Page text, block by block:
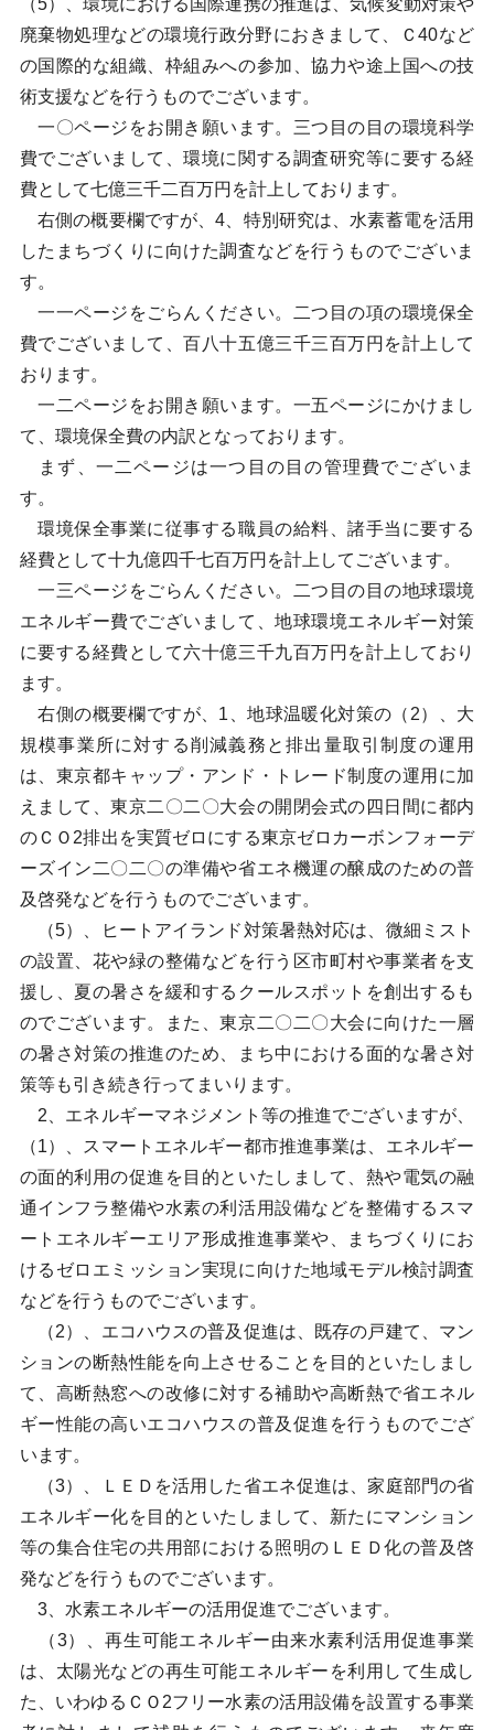
（5）、環境における国際連携の推進は、気候変動対策や
廃棄物処理などの環境行政分野におきまして、Ｃ40など
の国際的な組織、枠組みへの参加、協力や途上国への技
術支援などを行うものでございます。
一〇ページをお開き願います。三つ目の目の環境科学
費でございまして、環境に関する調査研究等に要する経
費として七億三千二百万円を計上しております。
右側の概要欄ですが、4、特別研究は、水素蓄電を活用
したまちづくりに向けた調査などを行うものでございま
す。
一一ページをごらんください。二つ目の項の環境保全
費でございまして、百八十五億三千三百万円を計上して
おります。
一二ページをお開き願います。一五ページにかけまし
て、環境保全費の内訳となっております。
まず、一二ページは一つ目の目の管理費でございま
す。
環境保全事業に従事する職員の給料、諸手当に要する
経費として十九億四千七百万円を計上してございます。
一三ページをごらんください。二つ目の目の地球環境
エネルギー費でございまして、地球環境エネルギー対策
に要する経費として六十億三千九百万円を計上しており
ます。
右側の概要欄ですが、1、地球温暖化対策の（2）、大
規模事業所に対する削減義務と排出量取引制度の運用
は、東京都キャップ・アンド・トレード制度の運用に加
えまして、東京二〇二〇大会の開閉会式の四日間に都内
のＣＯ2排出を実質ゼロにする東京ゼロカーボンフォーデ
ーズイン二〇二〇の準備や省エネ機運の醸成のための普
及啓発などを行うものでございます。
（5）、ヒートアイランド対策暑熱対応は、微細ミスト
の設置、花や緑の整備などを行う区市町村や事業者を支
援し、夏の暑さを緩和するクールスポットを創出するも
のでございます。また、東京二〇二〇大会に向けた一層
の暑さ対策の推進のため、まち中における面的な暑さ対
策等も引き続き行ってまいります。
2、エネルギーマネジメント等の推進でございますが、
（1）、スマートエネルギー都市推進事業は、エネルギー
の面的利用の促進を目的といたしまして、熱や電気の融
通インフラ整備や水素の利活用設備などを整備するスマ
ートエネルギーエリア形成推進事業や、まちづくりにお
けるゼロエミッション実現に向けた地域モデル検討調査
などを行うものでございます。
（2）、エコハウスの普及促進は、既存の戸建て、マン
ションの断熱性能を向上させることを目的といたしまし
て、高断熱窓への改修に対する補助や高断熱で省エネル
ギー性能の高いエコハウスの普及促進を行うものでござ
います。
（3）、ＬＥＤを活用した省エネ促進は、家庭部門の省
エネルギー化を目的といたしまして、新たにマンション
等の集合住宅の共用部における照明のＬＥＤ化の普及啓
発などを行うものでございます。
3、水素エネルギーの活用促進でございます。
（3）、再生可能エネルギー由来水素利活用促進事業
は、太陽光などの再生可能エネルギーを利用して生成し
た、いわゆるＣＯ2フリー水素の活用設備を設置する事業